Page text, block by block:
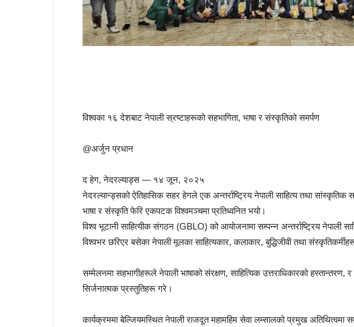
विश्वका १६ देशबाट नेपाली स्रष्टाहरूको सहभागिता, भाषा र संस्कृतिको समर्पण
@अर्जुन प्रधान
द हेग, नेदरल्याड्स — १४ जून, २०२५
नेदरल्यान्ड्सको ऐतिहासिक सहर हेगले एक अन्तर्राष्ट्रिय नेपाली साहित्य तथा सांस्कृतिक
भाषा र संस्कृति फेरि एकपटक विश्वमञ्चमा प्रतिध्वनित भयो।
विश्व भूटानी साहित्यीक संगठन (GBLO) को आयोजनामा सम्पन्न अन्तर्राष्ट्रिय नेपाली
विश्वभर छरिएर बसेका नेपाली मूलका साहित्यकार, कलाकार, बुद्धिजीवी तथा
सम्मेलनमा सहभागीहरूले नेपाली भाषाको संरक्षण, साहित्यिक उत्तराधिकारको हस्तान्तरण,
सिर्जनात्मक प्रस्तुतिहरू गरे।
कार्यक्रममा बेल्जियमस्थित नेपाली राजदूत महामहिम सेवा लम्सालको प्रमुख अतिथित्वमा